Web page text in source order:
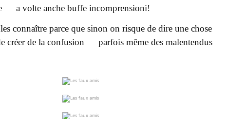
— a volte anche buffe incomprensioni!
connaître parce que sinon on risque de dire une chose
créer de la confusion — parfois même des malentendus